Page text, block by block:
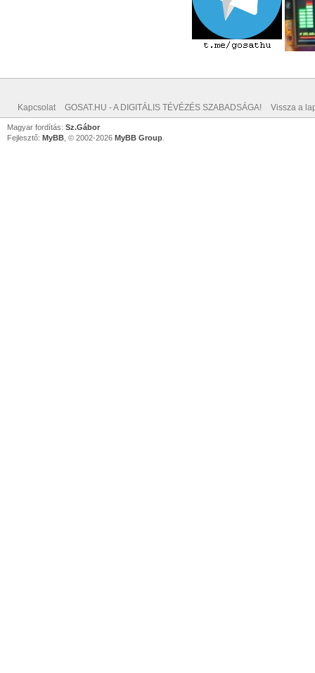
Kapcsolat GOSAT.HU - A DIGITÁLIS TÉVÉZÉS SZABADSÁGA! Vissza a
Magyar fordítás: Sz.Gábor
Fejlesztő: MyBB , © 2002-2026 MyBB Group